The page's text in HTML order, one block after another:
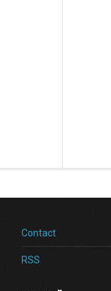
Contact
RSS